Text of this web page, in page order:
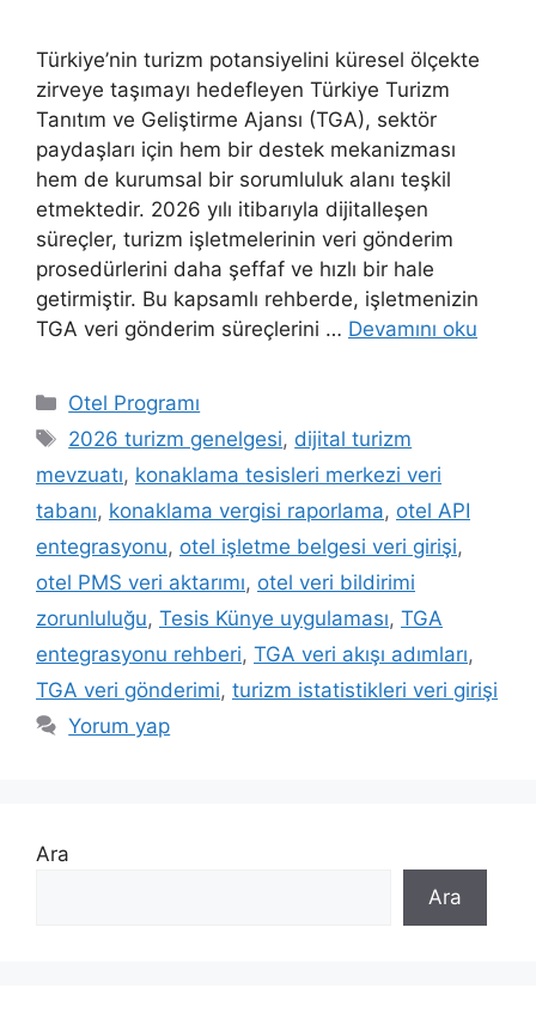
Türkiye’nin turizm potansiyelini küresel ölçekte
zirveye taşımayı hedefleyen Türkiye Turizm
Tanıtım ve Geliştirme Ajansı (TGA), sektör
paydaşları için hem bir destek mekanizması
hem de kurumsal bir sorumluluk alanı teşkil
etmektedir. 2026 yılı itibarıyla dijitalleşen
süreçler, turizm işletmelerinin veri gönderim
prosedürlerini daha şeffaf ve hızlı bir hale
getirmiştir. Bu kapsamlı rehberde, işletmenizin
TGA veri gönderim süreçlerini … Devamını oku
Kategoriler
Otel Programı
Etiketler
2026 turizm genelgesi, dijital turizm
mevzuatı, konaklama tesisleri merkezi veri
tabanı, konaklama vergisi raporlama, otel API
entegrasyonu, otel işletme belgesi veri girişi,
otel PMS veri aktarımı, otel veri bildirimi
zorunluluğu, Tesis Künye uygulaması, TGA
entegrasyonu rehberi, TGA veri akışı adımları,
TGA veri gönderimi, turizm istatistikleri veri girişi
Yorum yap
Ara
Ara